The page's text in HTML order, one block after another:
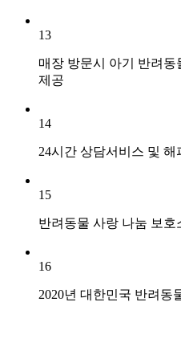
13
매장 방문시 아기 반려
제공
14
24시간 상담서비스 및 해
15
반려동물 사랑 나눔 보호
16
2020년 대한민국 반려동